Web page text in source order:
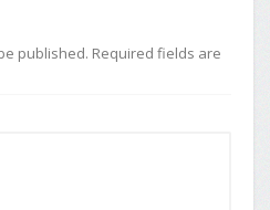
published. Required fields are